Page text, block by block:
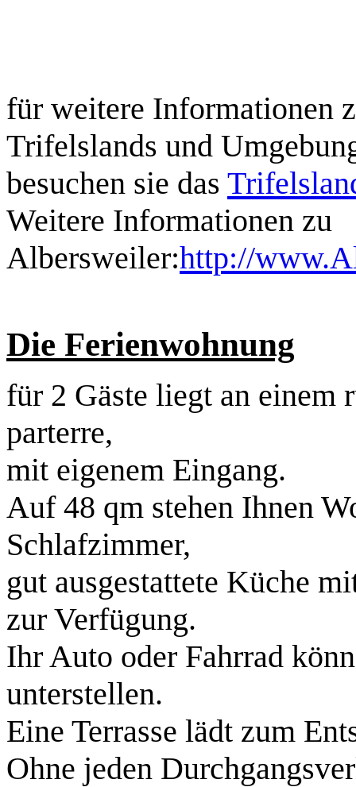
für weitere Informationen
Trifelslands und
besuchen sie das
Weitere Informationen zu
Albersweiler:http://
Die Ferienwohnung
für 2 Gäste liegt an einem
parterre,
mit eigenem Eingang.
Auf 48 qm stehen Ihnen
Schlafzimmer,
gut ausgestattete Küche
zur Verfügung.
Ihr Auto oder Fahrrad
unterstellen.
Eine Terrasse lädt zum
Ohne jeden